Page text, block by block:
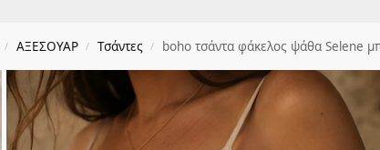
/ ΑΞΕΣΟΥΑΡ / Τσάντες / boho τσάντα φάκελος ψάθα Selene